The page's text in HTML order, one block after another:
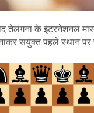
तेलंगना के इंटरनेशनल
सयुंक्त पहले स्थान पर